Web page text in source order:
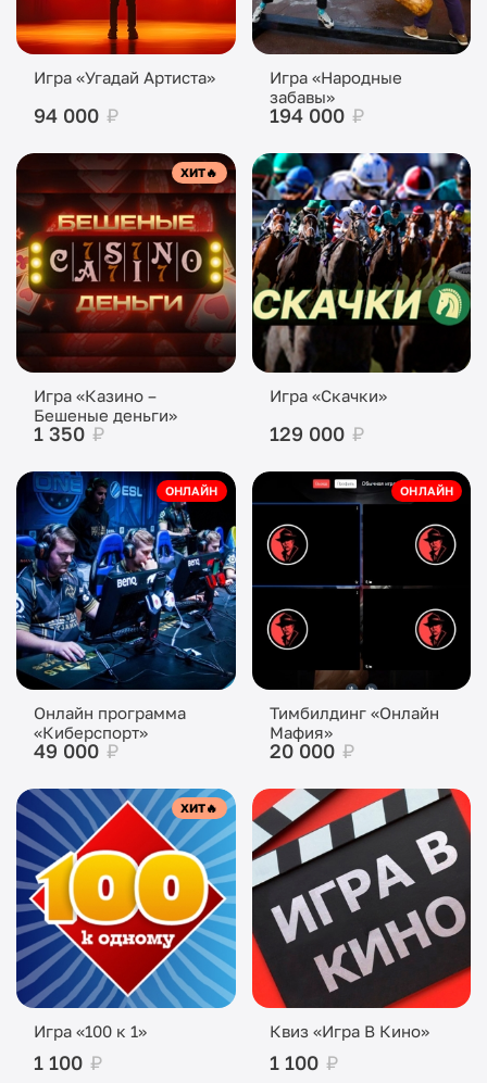
Игра «Угадай Артиста»
94 000 ₽
Игра «Народные
забавы»
194 000 ₽
ХИТ🔥
Игра «Казино –
Бешеные деньги»
1 350 ₽
Игра «Скачки»
129 000 ₽
ОНЛАЙН
Онлайн программа
«Киберспорт»
49 000 ₽
ОНЛАЙН
Тимбилдинг «Онлайн
Мафия»
20 000 ₽
ХИТ🔥
Игра «100 к 1»
1 100 ₽
Квиз «Игра В Кино»
1 100 ₽